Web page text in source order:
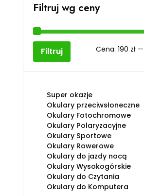
Filtruj wg ceny
Filtruj Cena: 190 zł—
Super okazje
Okulary przeciwsłoneczne
Okulary Fotochromowe
Okulary Polaryzacyjne
Okulary Sportowe
Okulary Rowerowe
Okulary do jazdy nocą
Okulary Wysokogórskie
Okulary do Czytania
Okulary do Komputera